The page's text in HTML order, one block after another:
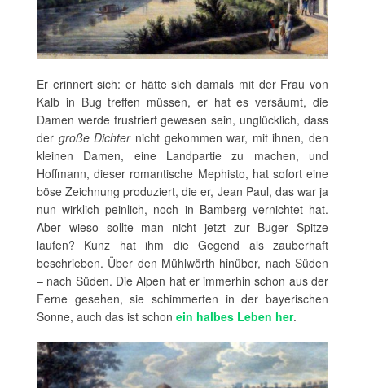
Er erinnert sich: er hätte sich damals mit der Frau von
Kalb in Bug treffen müssen, er hat es versäumt, die
Damen werde frustriert gewesen sein, unglücklich, dass
der große Dichternicht gekommen war, mit ihnen, den
kleinen Damen, eine Landpartie zu machen, und
Hoffmann, dieser romantische Mephisto, hat sofort eine
böse Zeichnung produziert, die er, Jean Paul, das war ja
nun wirklich peinlich, noch in Bamberg vernichtet hat.
Aber wieso sollte man nicht jetzt zur Buger Spitze
laufen? Kunz hat ihm die Gegend als zauberhaft
beschrieben. Über den Mühlwörth hinüber, nach Süden
– nach Süden. Die Alpen hat er immerhin schon aus der
Ferne gesehen, sie schimmerten in der bayerischen
Sonne, auch das ist schon ein halbes Leben her.